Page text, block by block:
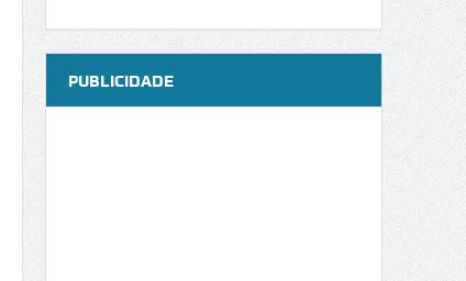
PUBLICIDADE